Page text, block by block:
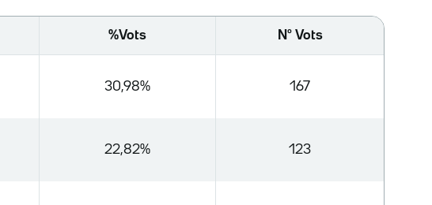
%Vots Nº Vots
30,98% 167
22,82% 123